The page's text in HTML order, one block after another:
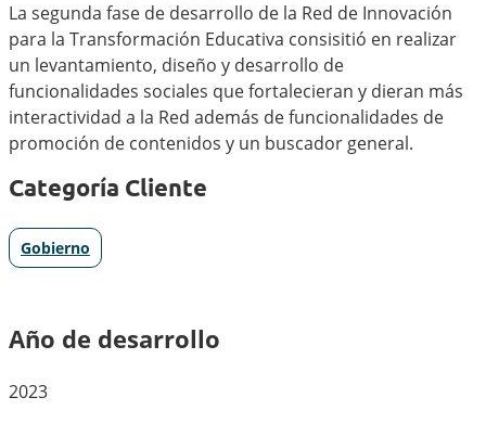
La segunda fase de desarrollo de la Red de Innovación
para la Transformación Educativa consisitió en realizar
un levantamiento, diseño y desarrollo de
funcionalidades sociales que fortalecieran y dieran más
interactividad a la Red además de funcionalidades de
promoción de contenidos y un buscador general.
Categoría Cliente
Gobierno
Año de desarrollo
2023